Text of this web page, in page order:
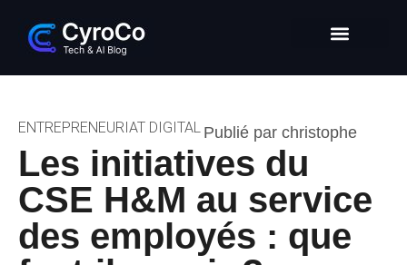
ENTREPRENEURIAT DIGITAL Publié par christophe
Les initiatives du
CSE H&M au service
des employés : que